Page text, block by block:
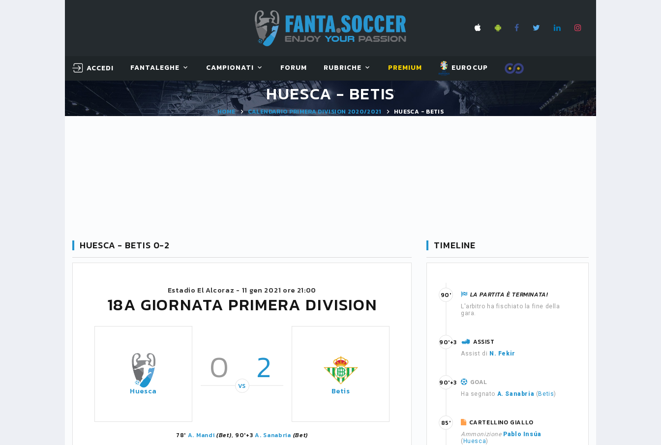
ACCEDI FANTALEGHE CAMPIONATI FORUM RUBRICHE PREMIUM EUROCUP
HUESCA - BETIS
HOME CALENDARIO PRIMERA DIVISION 2020/2021 HUESCA - BETIS
HUESCA - BETIS 0-2
Estadio El Alcoraz - 11 gen 2021 ore 21:00
18A GIORNATA PRIMERA DIVISION
Huesca
0 2
VS Betis
78' A. Mandi (Bet), 90'+3A. Sanabria (Bet)
TIMELINE
LA PARTITA È TERMINATA!
L'arbitro ha fischiato la fine della
gara.
90'
ASSIST
Assist di N. Fekir
90'+3
GOAL
Ha segnato A. Sanabria ( Betis)
90'+3
CARTELLINO GIALLO
Ammonizione Pablo Insúa
( Huesca)
85'